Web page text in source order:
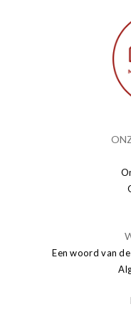
Een woord van